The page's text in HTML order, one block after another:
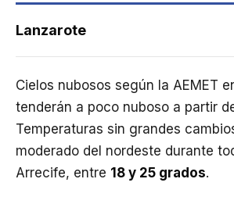
Lanzarote
Cielos nubosos según la AEMET
tenderán a poco nuboso a partir
Temperaturas sin grandes
moderado del nordeste durante
Arrecife, entre 18 y 25 grados.